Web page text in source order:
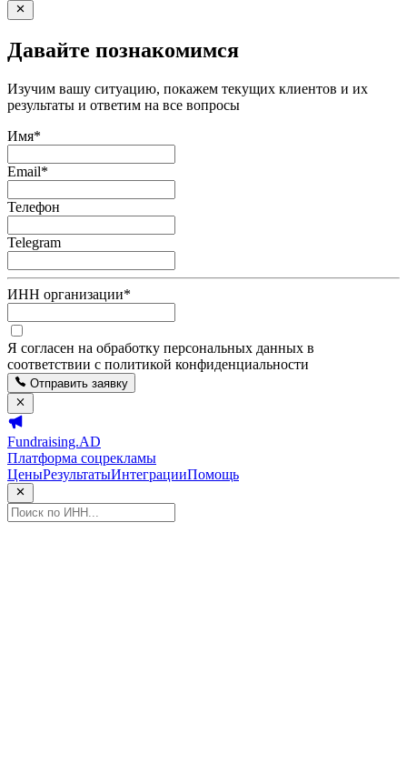
Давайте познакомимся
Изучим вашу ситуацию, покажем текущих клиентов и их
результаты и ответим на все вопросы
Имя*
Email*
Телефон
Telegram
ИНН организации*
Я согласен на обработку персональных данных в
соответствии с политикой конфиденциальности
Отправить заявку
Fundraising.AD
Платформа соцрекламы
ЦеныРезультатыИнтеграцииПомощь